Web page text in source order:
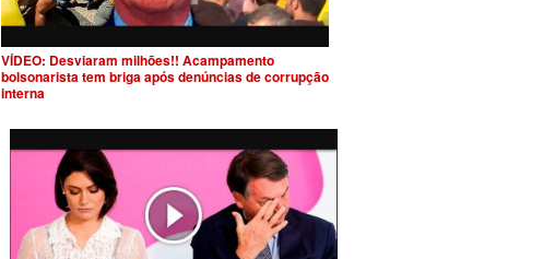
VÍDEO: Desviaram milhões!! Acampamento
bolsonarista tem briga após denúncias de corrupção
interna